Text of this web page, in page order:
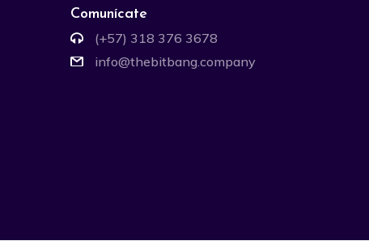
Comunícate
(+57) 318 376 3678
info@thebitbang.company